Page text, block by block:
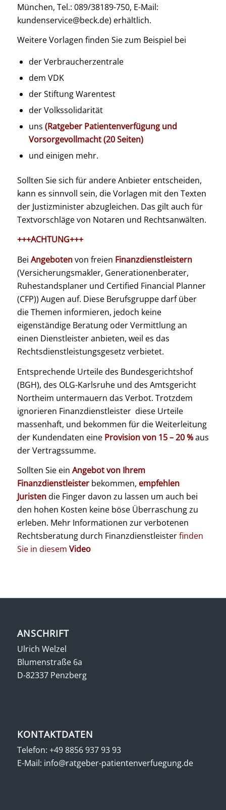
München, Tel.: 089/38189-750, E-Mail:
kundenservice@beck.de) erhältlich.
Weitere Vorlagen finden Sie zum Beispiel bei
der Verbraucherzentrale
dem VDK
der Stiftung Warentest
der Volkssolidarität
uns (Ratgeber Patientenverfügung und
Vorsorgevollmacht (20 Seiten)
und einigen mehr.
Sollten Sie sich für andere Anbieter entscheiden,
kann es sinnvoll sein, die Vorlagen mit den Texten
der Justizminister abzugleichen. Das gilt auch für
Textvorschläge von Notaren und Rechtsanwälten.
+++ACHTUNG+++
Bei Angebotenvon freien Finanzdienstleistern
(Versicherungsmakler, Generationenberater,
Ruhestandsplaner und Certified Financial Planner
(CFP)) Augen auf. Diese Berufsgruppe darf über
die Themen informieren, jedoch keine
eigenständige Beratung oder Vermittlung an
einen Dienstleister anbieten, weil es das
Rechtsdienstleistungsgesetz verbietet.
Entsprechende Urteile des Bundesgerichtshof
(BGH), des OLG-Karlsruhe und des Amtsgericht
Northeim untermauern das Verbot. Trotzdem
ignorieren Finanzdienstleister diese Urteile
massenhaft, und bekommen für die Weiterleitung
der Kundendaten eine Provision von 15 – 20 %aus
der Vertragssumme.
Sollten Sie ein Angebot von Ihrem
Finanzdienstleisterbekommen, empfehlen
Juristendie Finger davon zu lassen um auch bei
den hohen Kosten keine böse Überraschung zu
erleben. Mehr Informationen zur verbotenen
Rechtsberatung durch Finanzdienstleisterfinden
Sie in diesem Video
ANSCHRIFT
Ulrich Welzel
Blumenstraße 6a
D-82337 Penzberg
KONTAKTDATEN
Telefon: +49 8856 937 93 93
E-Mail: info@ratgeber-patientenverfuegung.de